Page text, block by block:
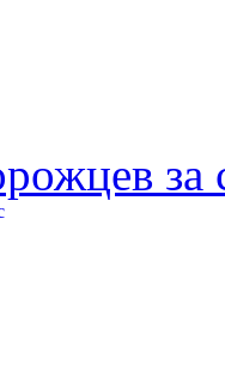
за